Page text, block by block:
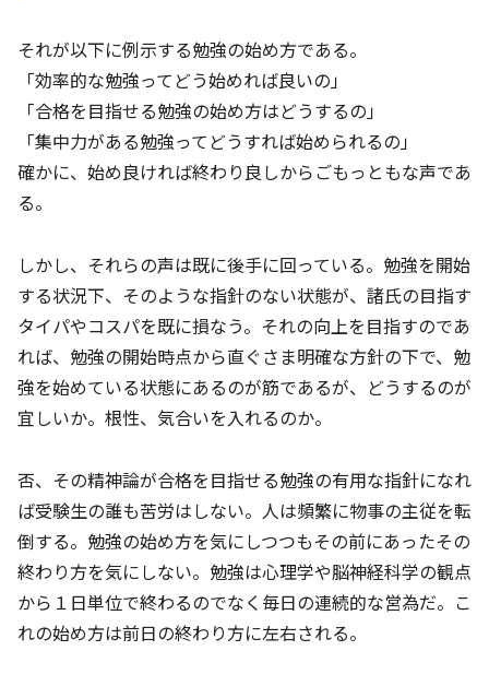
それが以下に例示する勉強の始め方である。
「効率的な勉強ってどう始めれば良いの」
「合格を目指せる勉強の始め方はどうするの」
「集中力がある勉強ってどうすれば始められるの」
確かに、始め良ければ終わり良しからごもっともな声であ
る。
しかし、それらの声は既に後手に回っている。勉強を開始
する状況下、そのような指針のない状態が、諸氏の目指す
タイパやコスパを既に損なう。それの向上を目指すのであ
れば、勉強の開始時点から直ぐさま明確な方針の下で、勉
強を始めている状態にあるのが筋であるが、どうするのが
宜しいか。根性、気合いを入れるのか。
否、その精神論が合格を目指せる勉強の有用な指針になれ
ば受験生の誰も苦労はしない。人は頻繁に物事の主従を転
倒する。勉強の始め方を気にしつつもその前にあったその
終わり方を気にしない。勉強は心理学や脳神経科学の観点
から１日単位で終わるのでなく毎日の連続的な営為だ。こ
れの始め方は前日の終わり方に左右される。